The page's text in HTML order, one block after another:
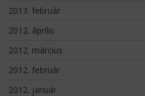
2013. február
2012. április
2012. március
2012. február
2012. január